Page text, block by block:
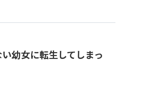
幼女に転生してしまっ